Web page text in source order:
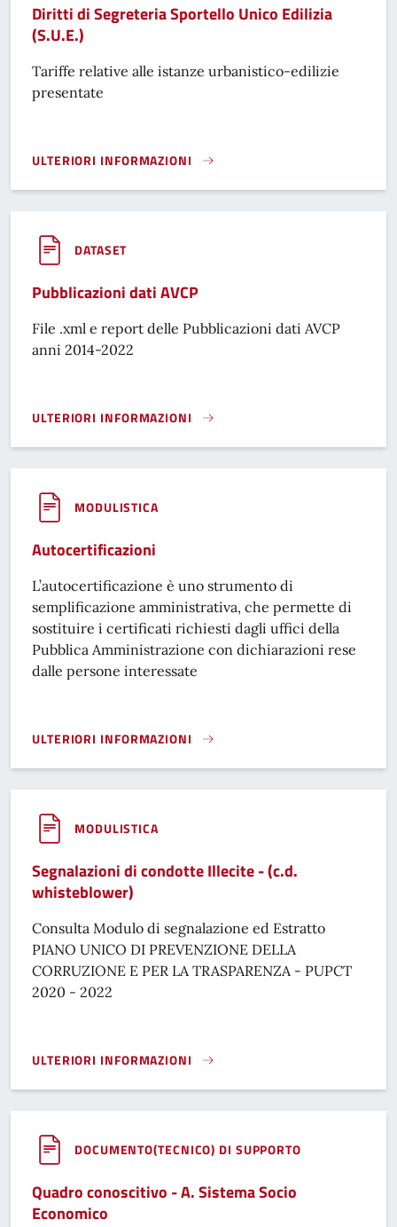
Diritti di Segreteria Sportello Unico Edilizia
(S.U.E.)
Tariffe relative alle istanze urbanistico-edilizie
presentate
ULTERIORI INFORMAZIONI
DIRITTI DI SEGRETERIA SPORTELLO UNICO EDILIZIA
DATASET
Pubblicazioni dati AVCP
File .xml e report delle Pubblicazioni dati AVCP
anni 2014-2022
ULTERIORI INFORMAZIONI
PUBBLICAZIONI DATI AVCP}
MODULISTICA
Autocertificazioni
L’autocertificazione è uno strumento di
semplificazione amministrativa, che permette di
sostituire i certificati richiesti dagli uffici della
Pubblica Amministrazione con dichiarazioni rese
dalle persone interessate
ULTERIORI INFORMAZIONI
AUTOCERTIFICAZIONI}
MODULISTICA
Segnalazioni di condotte Illecite - (c.d.
whisteblower)
Consulta Modulo di segnalazione ed Estratto
PIANO UNICO DI PREVENZIONE DELLA
CORRUZIONE E PER LA TRASPARENZA - PUPCT
2020 - 2022
ULTERIORI INFORMAZIONI
SEGNALAZIONI DI CONDOTTE ILLECITE - (C.D.
DOCUMENTO(TECNICO) DI SUPPORTO
Quadro conoscitivo - A. Sistema Socio
Economico